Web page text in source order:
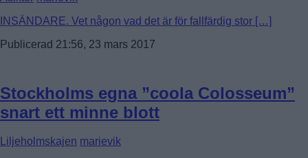
INSÄNDARE. Vet någon vad det är för fallfärdig stor […]
Publicerad 21:56, 23 mars 2017
Stockholms egna ”coola Colosseum”
snart ett minne blott
Liljeholmskajen marievik